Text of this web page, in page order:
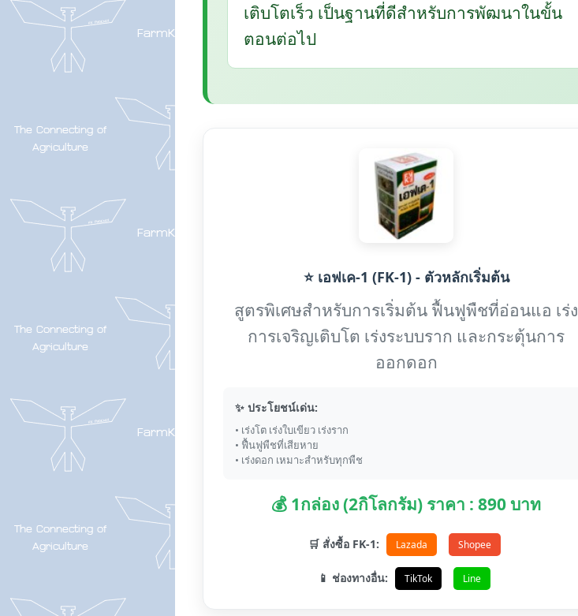
เติบโตเร็ว เป็นฐานที่ดีสำหรับการพัฒนาในขั้น
ตอนต่อไป
⭐ เอฟเค-1 (FK-1) - ตัวหลักเริ่มต้น
สูตรพิเศษสำหรับการเริ่มต้น ฟื้นฟูพืชที่อ่อนแอ เร่ง
การเจริญเติบโต เร่งระบบราก และกระตุ้นการ
ออกดอก
✨ ประโยชน์เด่น:
• เร่งโต เร่งใบเขียว เร่งราก
• ฟื้นฟูพืชที่เสียหาย
• เร่งดอก เหมาะสำหรับทุกพืช
💰 1กล่อง (2กิโลกรัม) ราคา : 890 บาท
🛒 สั่งซื้อ FK-1: Lazada Shopee
📱 ช่องทางอื่น: TikTok Line